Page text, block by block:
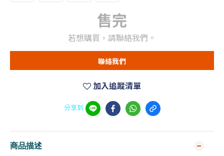
售完
若想購買，請聯絡我們。
聯絡我們
加入追蹤清單
分享到
商品描述